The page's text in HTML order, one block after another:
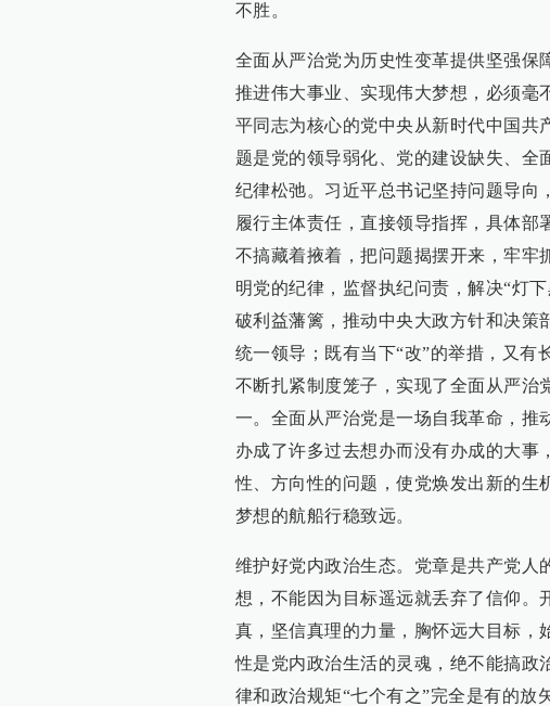
不胜。
全面从严治党为历史性变革提供坚强保
推进伟大事业、实现伟大梦想，必须毫
平同志为核心的党中央从新时代中国共
题是党的领导弱化、党的建设缺失、全
纪律松弛。习近平总书记坚持问题导向
履行主体责任，直接领导指挥，具体部
不搞藏着掖着，把问题揭摆开来，牢牢
明党的纪律，监督执纪问责，解决“灯
破利益藩篱，推动中央大政方针和决策
统一领导；既有当下“改”的举措，又有
不断扎紧制度笼子，实现了全面从严治
一。全面从严治党是一场自我革命，推
办成了许多过去想办而没有办成的大事
性、方向性的问题，使党焕发出新的生
梦想的航船行稳致远。
维护好党内政治生态。党章是共产党人
想，不能因为目标遥远就丢弃了信仰。
真，坚信真理的力量，胸怀远大目标，
性是党内政治生活的灵魂，绝不能搞政
律和政治规矩“七个有之”完全是有的放